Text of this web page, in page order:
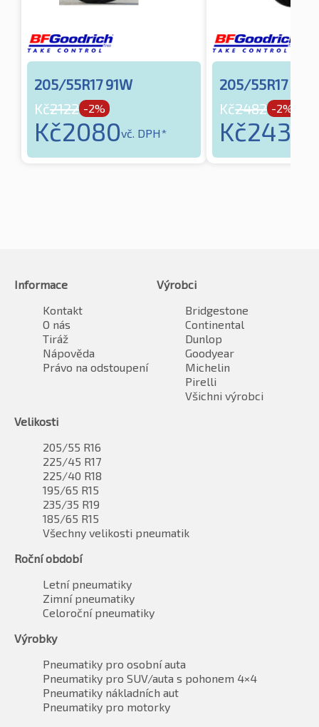
205/55R17 91W
Kč2122 -2%
Kč2080vč. DPH*
205/55R17 95W
Kč2482 -2%
Kč2432
Informace
Kontakt
O nás
Tiráž
Nápověda
Právo na odstoupení
Výrobci
Bridgestone
Continental
Dunlop
Goodyear
Michelin
Pirelli
Všichni výrobci
Velikosti
205/55 R16
225/45 R17
225/40 R18
195/65 R15
235/35 R19
185/65 R15
Všechny velikosti pneumatik
Roční období
Letní pneumatiky
Zimní pneumatiky
Celoroční pneumatiky
Výrobky
Pneumatiky pro osobní auta
Pneumatiky pro SUV/auta s pohonem 4×4
Pneumatiky nákladních aut
Pneumatiky pro motorky